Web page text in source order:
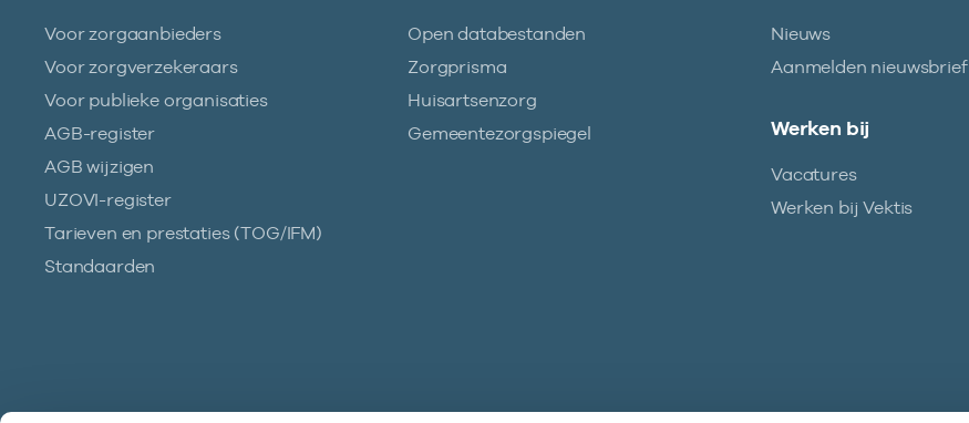
Voor zorgaanbieders
Voor zorgverzekeraars
Voor publieke organisaties
AGB-register
AGB wijzigen
UZOVI-register
Tarieven en prestaties (TOG/IFM)
Standaarden
Open databestanden
Zorgprisma
Huisartsenzorg
Gemeentezorgspiegel
Nieuws
Aanmelden nieuwsbrief
Werken bij
Vacatures
Werken bij Vektis